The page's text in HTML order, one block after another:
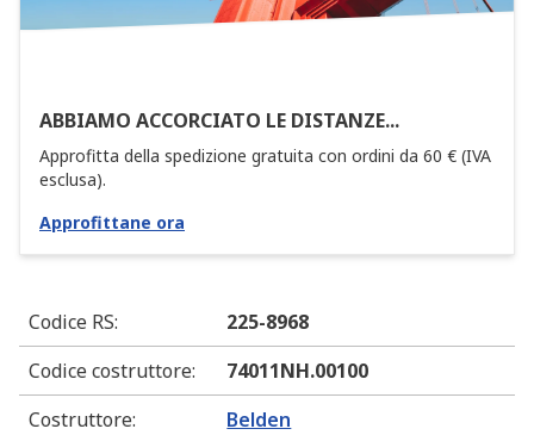
ABBIAMO ACCORCIATO LE DISTANZE...
Approfitta della spedizione gratuita con ordini da 60 € (IVA
esclusa).
Approfittane ora
Codice RS:
225-8968
Codice costruttore:
74011NH.00100
Costruttore: Belden